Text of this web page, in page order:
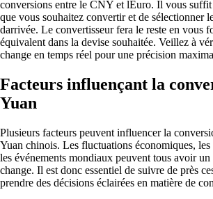
conversions entre le CNY et lEuro. Il vous
que vous souhaitez convertir et de sélectionner
darrivée. Le convertisseur fera le reste en vous
équivalent dans la devise souhaitée. Veillez à
change en temps réel pour une précision
Facteurs influençant la
Yuan
Plusieurs facteurs peuvent influencer la
Yuan chinois. Les fluctuations économiques,
les événements mondiaux peuvent tous avoir
change. Il est donc essentiel de suivre de près
prendre des décisions éclairées en matière de